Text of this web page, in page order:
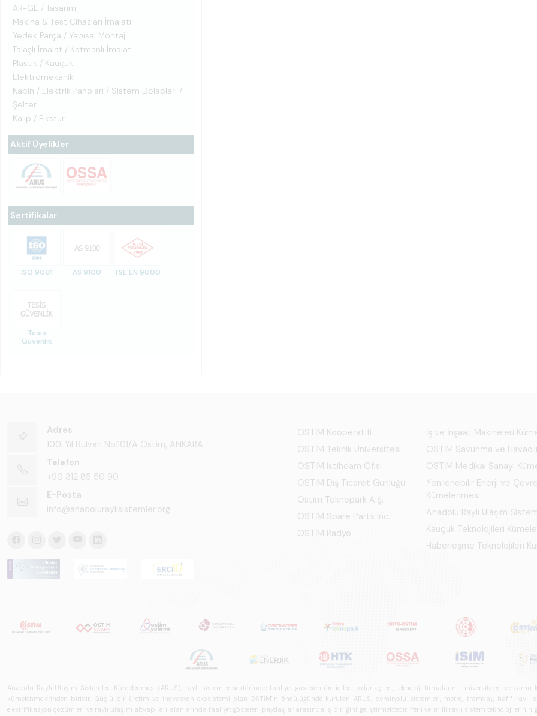
AR-GE / Tasarım
Makina & Test Cihazları İmalatı
Yedek Parça / Yapısal Montaj
Talaşlı İmalat / Katmanlı İmalat
Plastik / Kauçuk
Elektromekanik
Kabin / Elektrik Panoları / Sistem Dolapları /
Şelter
Kalıp / Fikstür
Aktif Üyelikler
Sertifikalar
ISO 9001 AS 9100 TSE EN 9000
Tesis
Güvenlik
Adres
100. Yıl Bulvarı No:101/A Ostim, ANKARA
Telefon
+90 312 85 50 90
E-Posta
info@anadoluraylisistemler.org
OSTİM Kooperatifi
OSTİM Teknik Üniversitesi
OSTİM İstihdam Ofisi
OSTİM Dış Ticaret Günlüğü
Ostim Teknopark A.Ş.
OSTİM Spare Parts Inc.
OSTİM Radyo
İş ve İnşaat Makineleri
OSTİM Savunma ve
OSTİM Medikal Sanayi
Yenilenebilir Enerji ve
Kümelenmesi
Anadolu Raylı Ulaşım
Kauçuk Teknolojileri
Haberleşme Teknolojileri
Anadolu Raylı Ulaşım Sistemleri Kümelenmesi (ARUS), raylı sistemler sektöründe faaliyet gösteren üreticileri, tedarikçileri, teknoloji firmalarını, üniversiteleri ve
kümelenmelerinden biridir. Güçlü bir üretim ve inovasyon ekosistemi olan OSTİM'in öncülüğünde kurulan ARUS; demiryolu sistemleri, metro, tramvay, hafif raylı
elektrifikasyon çözümleri ve raylı ulaşım altyapıları alanlarında faaliyet gösteren paydaşlar arasında iş birliğini geliştirmektedir. Yerli ve milli raylı sistem